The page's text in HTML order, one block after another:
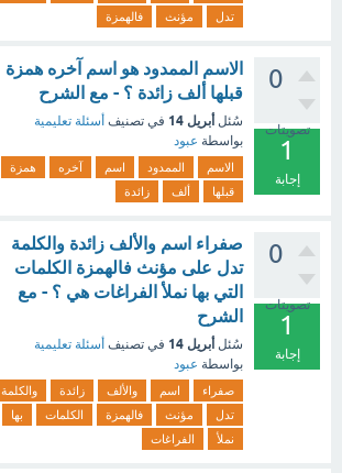
تدل
مؤنث فالهمزة
0
تصويتات
1
إجابة
الاسم الممدود هو اسم آخره همزة
قبلها ألف زائدة ؟ - مع الشرح
سُئل أبريل 14 في تصنيف أسئلة تعليمية
بواسطة عبود
الاسم الممدود اسم آخره
همزة
قبلها
ألف زائدة
0
تصويتات
1
إجابة
صفراء اسم والألف زائدة والكلمة
تدل على مؤنث فالهمزة الكلمات
التي بها نملأ الفراغات هي ؟ - مع
الشرح
سُئل أبريل 14 في تصنيف أسئلة تعليمية
بواسطة عبود
صفراء اسم والألف زائدة
والكلمة
تدل
مؤنث فالهمزة الكلمات
بها
نملأ
الفراغات